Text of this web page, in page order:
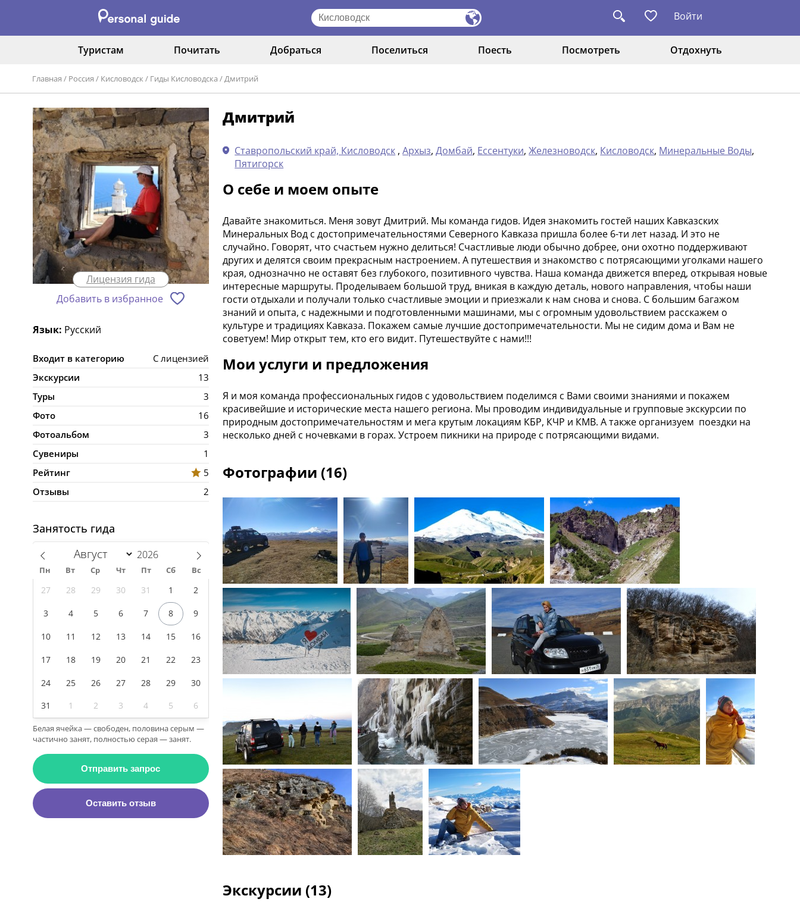
Войти
Туристам Почитать Добраться Поселиться Поесть Посмотреть Отдохнуть
Главная / Россия / Кисловодск / Гиды Кисловодска /Дмитрий
Лицензия гида
Добавить в избранное
Язык: Русский
Входит в категорию
С лицензией
Экскурсии
13
Туры
3
Фото
16
Фотоальбом
3
Сувениры
1
Рейтинг
5
Отзывы
2
Занятость гида
Пн Вт Ср Чт Пт Сб Вс
27 28 29 30 31 1 2
3 4 5 6 7 8 9
10 11 12 13 14 15 16
17 18 19 20 21 22 23
24 25 26 27 28 29 30
31 1 2 3 4 5 6
Белая ячейка — свободен, половина серым —
частично занят, полностью серая — занят.
Отправить запрос
Оставить отзыв
Дмитрий
Ставропольский край, Кисловодск ,Архыз,Домбай, Ессентуки,Железноводск, Кисловодск, Минеральные Воды,
Пятигорск
О себе и моем опыте
Давайте знакомиться. Меня зовут Дмитрий. Мы команда гидов. Идея знакомить гостей наших Кавказских
Минеральных Вод с достопримечательностями Северного Кавказа пришла более 6-ти лет назад. И это не
случайно. Говорят, что счастьем нужно делиться! Счастливые люди обычно добрее, они охотно поддерживают
других и делятся своим прекрасным настроением. А путешествия и знакомство с потрясающими уголками нашего
края, однозначно не оставят без глубокого, позитивного чувства. Наша команда движется вперед, открывая новые
интересные маршруты. Проделываем большой труд, вникая в каждую деталь, нового направления, чтобы наши
гости отдыхали и получали только счастливые эмоции и приезжали к нам снова и снова. С большим багажом
знаний и опыта, с надежными и подготовленными машинами, мы с огромным удовольствием расскажем о
культуре и традициях Кавказа. Покажем самые лучшие достопримечательности. Мы не сидим дома и Вам не
советуем! Мир открыт тем, кто его видит. Путешествуйте с нами!!!
Мои услуги и предложения
Я и моя команда профессиональных гидов с удовольствием поделимся с Вами своими знаниями и покажем
красивейшие и исторические места нашего региона. Мы проводим индивидуальные и групповые экскурсии по
природным достопримечательностям и мега крутым локациям КБР, КЧР и КМВ. А также организуем поездки на
несколько дней с ночевками в горах. Устроем пикники на природе с потрясающими видами.
Фотографии (16)
Экскурсии (13)